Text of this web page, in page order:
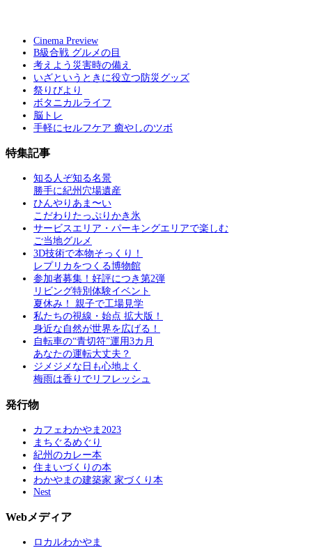
Cinema Preview
B級合戦 グルメの目
考えよう災害時の備え
いざというときに役立つ防災グッズ
祭りびより
ボタニカルライフ
脳トレ
手軽にセルフケア 癒やしのツボ
特集記事
知る人ぞ知る名景
勝手に紀州穴場遺産
ひんやりあま〜い
こだわりたっぷりかき氷
サービスエリア・パーキングエリアで楽しむ
ご当地グルメ
3D技術で本物そっくり！
レプリカをつくる博物館
参加者募集！好評につき第2弾
リビング特別体験イベント
夏休み！ 親子で工場見学
私たちの視線・始点 拡大版！
身近な自然が世界を広げる！
自転車の“青切符”運用3カ月
あなたの運転大丈夫？
ジメジメな日も心地よく
梅雨は香りでリフレッシュ
発行物
カフェわかやま2023
まちぐるめぐり
紀州のカレー本
住まいづくりの本
わかやまの建築家 家づくり本
Nest
Webメディア
ロカルわかやま